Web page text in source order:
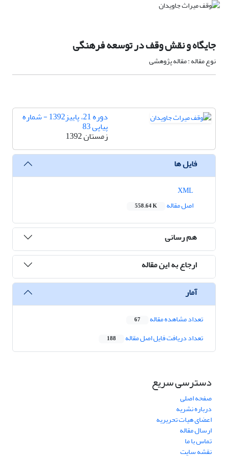
جایگاه و نقش وقف در توسعه فرهنگی
نوع مقاله : مقاله پژوهشی
دوره 21، پاییز1392 - شماره
پیاپی 83
زمستان 1392
فایل ها
اصل مقاله
558.64 K
هم رسانی
ارجاع به این مقاله
آمار
تعداد مشاهده مقاله 67
تعداد دریافت فایل اصل مقاله 188
دسترسی سریع
صفحه اصلی
درباره نشریه
اعضای هیات تحریریه
ارسال مقاله
تماس با ما
نقشه سایت